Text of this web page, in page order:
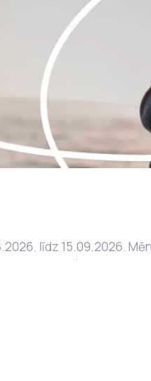
līdz 15.09.2026.
klienti (fiziskas